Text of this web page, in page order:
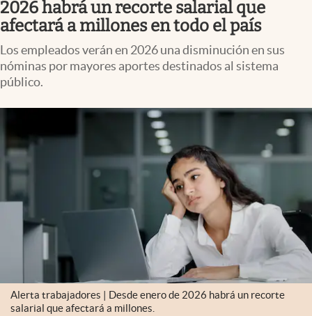
2026 habrá un recorte salarial que
afectará a millones en todo el país
Los empleados verán en 2026 una disminución en sus
nóminas por mayores aportes destinados al sistema
público.
Alerta trabajadores | Desde enero de 2026 habrá un recorte
salarial que afectará a millones.